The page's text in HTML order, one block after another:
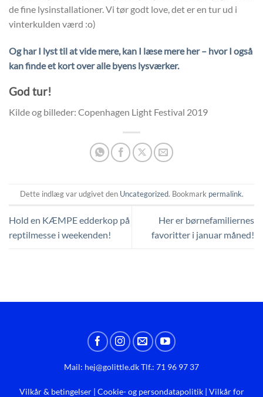
de fine lysinstallationer. Vi tør godt love, det er en tur ud i
vinterkulden værd :o)
Og har I lyst til at vide mere, kan I læse mere her – hvor I også
kan finde et kort over alle byens lysværker.
God tur!
Kilde og billeder: Copenhagen Light Festival 2019
Dette indlæg var udgivet den Uncategorized. Bookmark permalink.
Hold en KÆMPE edderkop på
reptilmesse i weekenden!
Her er børnefamiliernes
favoritter i januar måned!
Mail: hej@golittle.dkTlf.: 71 96 97 37
Vilkår & betingelser| Cookie- og persondatapolitik| Vilkår for